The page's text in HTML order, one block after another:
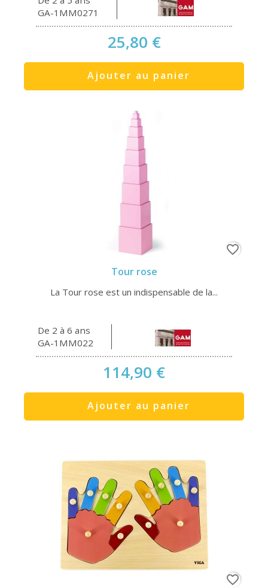
GA-1MM0271
25,80 €
Ajouter au panier
Tour rose
La Tour rose est un indispensable de la...
De 2 à 6 ans
GA-1MM022
114,90 €
Ajouter au panier
favorite_border
favorite_border